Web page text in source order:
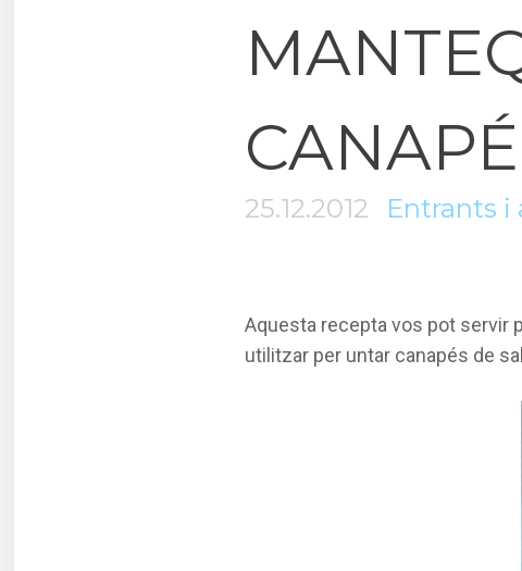
25.12.2012 Entrants i
Aquesta recepta vos pot servir
utilitzar per untar canapés de